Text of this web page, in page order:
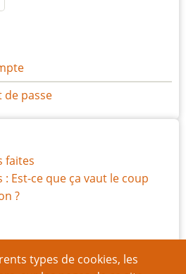
types de cookies, les
passe
faites
Est-ce que ça vaut le coup
?
les plus mal nommés